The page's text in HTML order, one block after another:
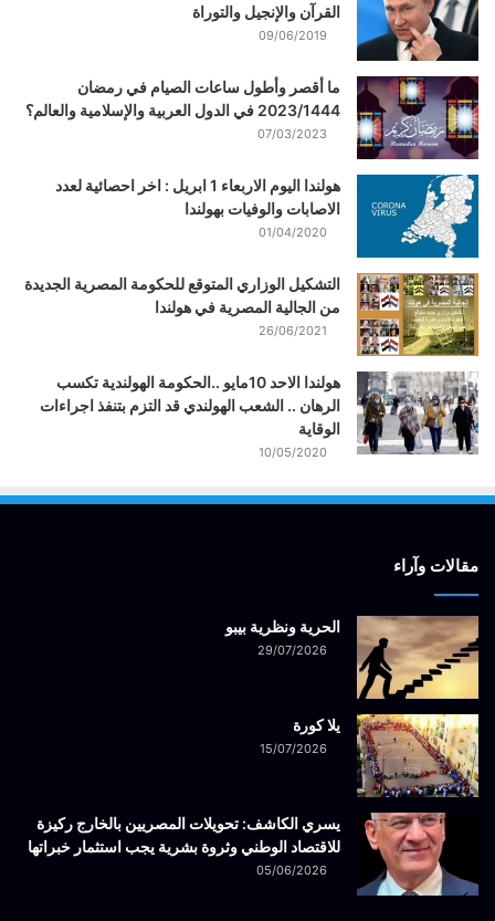
القرآن والإنجيل والتوراة
09/06/2019
ما أقصر وأطول ساعات الصيام في رمضان
2023/1444 في الدول العربية والإسلامية والعالم؟
07/03/2023
هولندا اليوم الاربعاء 1 ابريل : اخر احصائية لعدد
الاصابات والوفيات بهولندا
01/04/2020
التشكيل الوزاري المتوقع للحكومة المصرية الجديدة
من الجالية المصرية في هولندا
26/06/2021
هولندا الاحد 10مايو ..الحكومة الهولندية تكسب
الرهان .. الشعب الهولندي قد التزم بتنفذ اجراءات
الوقاية
10/05/2020
مقالات وآراء
الحرية ونظرية بيبو
29/07/2026
يلا كورة
15/07/2026
يسري الكاشف: تحويلات المصريين بالخارج ركيزة
للاقتصاد الوطني وثروة بشرية يجب استثمار خبراتها
05/06/2026